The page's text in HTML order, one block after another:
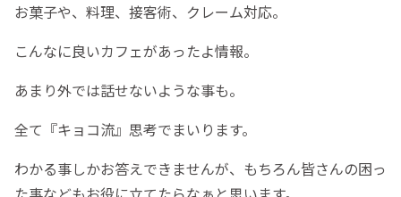
お菓子や、料理、接客術、クレーム対応。
こんなに良いカフェがあったよ情報。
あまり外では話せないような事も。
全て『キョコ流』思考でまいります。
わかる事しかお答えできませんが、もちろん皆さんの困っ